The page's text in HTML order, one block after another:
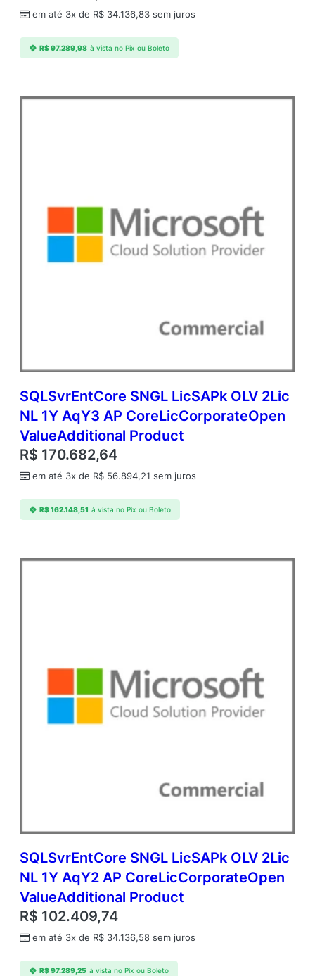
em até 3x de R$ 34.136,83 sem juros
R$97.289,98 à vista no Pix ou Boleto
SQLSvrEntCore SNGL LicSAPk OLV 2Lic
NL 1Y AqY3 AP CoreLicCorporateOpen
ValueAdditional Product
R$ 170.682,64
em até 3x de R$ 56.894,21 sem juros
R$162.148,51 à vista no Pix ou Boleto
SQLSvrEntCore SNGL LicSAPk OLV 2Lic
NL 1Y AqY2 AP CoreLicCorporateOpen
ValueAdditional Product
R$ 102.409,74
em até 3x de R$ 34.136,58 sem juros
R$97.289,25 à vista no Pix ou Boleto